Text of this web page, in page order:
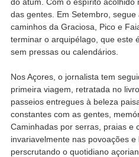
das gentes. Em Setembro,
caminhos da Graciosa, Pico e
terminar o arquipélago, que este
sem pressas ou calendários.
Nos Açores, o jornalista tem
primeira viagem, retratada no
passeios entregues à beleza
constantes com as gentes,
Caminhadas por serras, praias e
invariavelmente nas povoações
perscrutando o quotidiano